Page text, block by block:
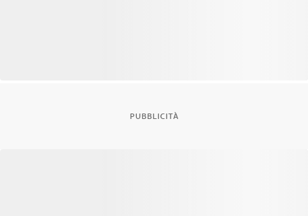
PUBBLICITÀ